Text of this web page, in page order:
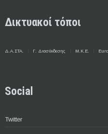
Δικτυακοί τόποι
Δ.Α.ΣΤΑ. Γ. Διασύνδεσης Μ.Κ.Ε.
Social
Twitter